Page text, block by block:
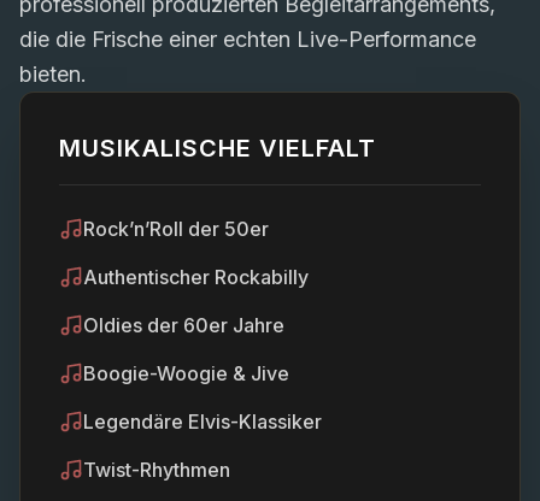
die die Frische einer echten Live-Performance
bieten.
MUSIKALISCHE VIELFALT
Rock’n’Roll der 50er
Authentischer Rockabilly
Oldies der 60er Jahre
Boogie-Woogie & Jive
Legendäre Elvis-Klassiker
Twist-Rhythmen